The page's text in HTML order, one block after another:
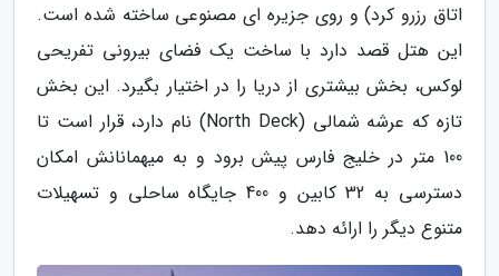
اتاق رزرو کرد) و روی جزیره ای مصنوعی ساخته شده است.
این هتل قصد دارد با ساخت یک فضای بیرونی تفریحی
لوکس، بخش بیشتری از دریا را در اختیار بگیرد. این بخش
تازه که عرشه شمالی (North Deck) نام دارد، قرار است تا
100 متر در خلیج فارس پیش برود و به میهمانانش امکان
دسترسی به 32 کابین و 400 جایگاه ساحلی و تسهیلات
متنوع دیگر را ارائه دهد.